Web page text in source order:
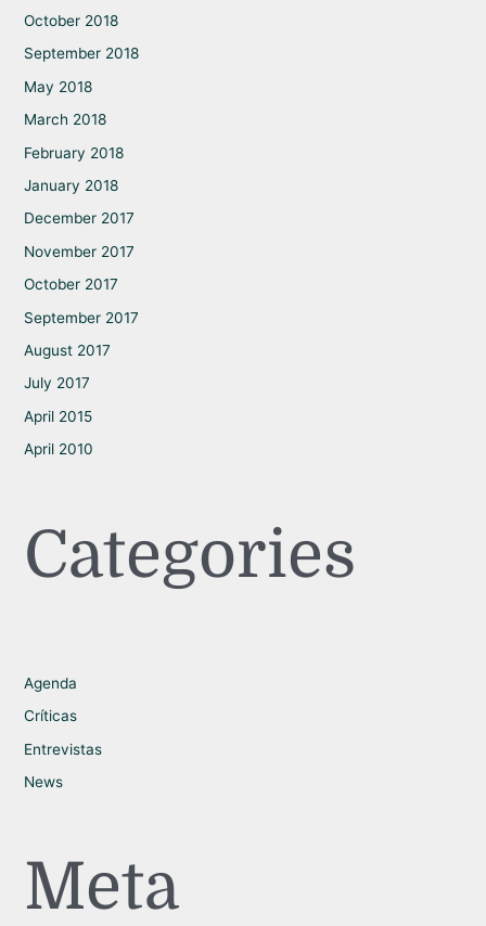
October 2018
September 2018
May 2018
March 2018
February 2018
January 2018
December 2017
November 2017
October 2017
September 2017
August 2017
July 2017
April 2015
April 2010
Categories
Agenda
Críticas
Entrevistas
News
Meta